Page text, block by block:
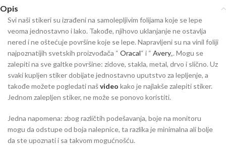
Opis
Svi naši stikeri su izrađeni na samolepljivim folijama koje se lepe
veoma jednostavno i lako. Takođe, njihovo uklanjanje ne ostavlja
nered i ne oštećuje površine koje se lepe. Napravljeni su na vinil foliji
najpoznatijih svetskih proizvođača “ Oracal“ i “ Avery„. Mogu se
zalepiti na sve galtke površine: zidove, stakla, metal, drvo i slično. Uz
svaki kupljen stiker dobijate jednostavno uputstvo za lepljenje, a
takođe možete pogledati našvideo kako je najlakše zalepiti stiker.
Jednom zalepljen stiker, ne može se ponovo koristiti.
Jedna napomena: zbog različtih podešavanja, boje na monitoru
mogu da odstupe od boja nalepnice, ta razlika je minimalna ali bolje
da ste upoznati i sa takvom mogućnošću.